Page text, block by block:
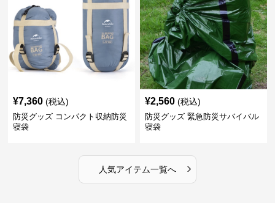
¥7,360 (税込)
防災グッズ コンパクト収納防災
寝袋
¥2,560 (税込)
防災グッズ 緊急防災サバイバル
寝袋
人気アイテム一覧へ ›